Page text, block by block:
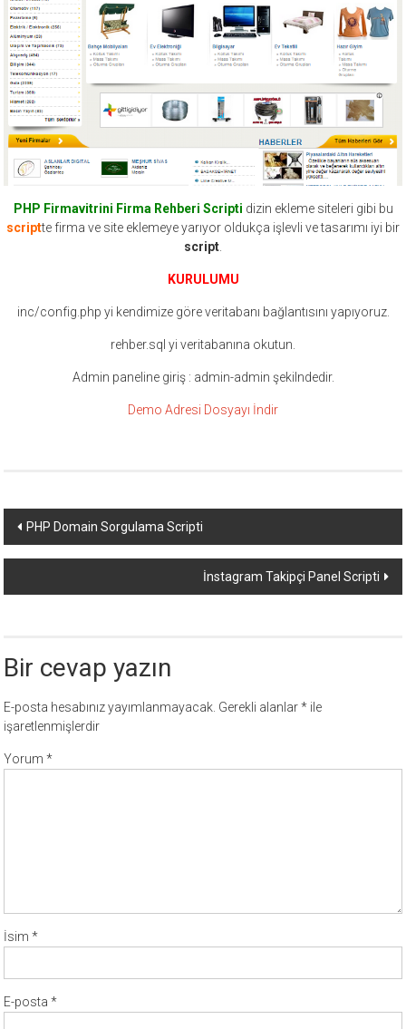
PHP Firmavitrini Firma Rehberi Scripti dizin ekleme siteleri gibi bu
scriptte firma ve site eklemeye yarıyor oldukça işlevli ve tasarımı iyi bir
script.
KURULUMU
inc/config.php yi kendimize göre veritabanı bağlantısını yapıyoruz.
rehber.sql yi veritabanına okutun.
Admin paneline giriş : admin-admin şekilndedir.
Demo Adresi Dosyayı İndir
Yazı
dolaşımı
PHP Domain Sorgulama Scripti
İnstagram Takipçi Panel Scripti
Bir cevap yazın
E-posta hesabınız yayımlanmayacak. Gerekli alanlar* ile
işaretlenmişlerdir
Yorum*
İsim*
E-posta*